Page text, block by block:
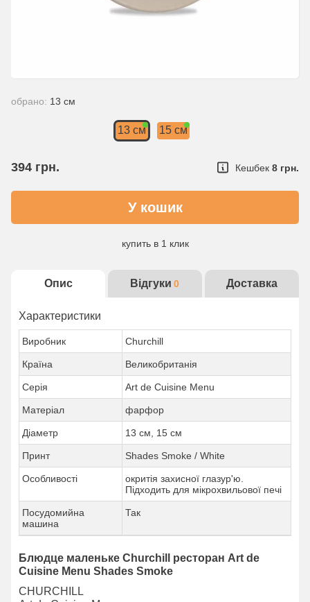
13 см 15 см
обрано: 13 см
394 грн. Кешбек 8 грн.
купить в 1 клик
Опис Відгуки 0 Доставка
Характеристики
Виробник Churchill
Країна Великобританія
Серія Art de Cuisine Menu
Матеріал фарфор
Діаметр 13 см, 15 см
Принт Shades Smoke / White
Особливості
окритія захисної глазур'ю.
Підходить для мікрохвильової печі
Посудомийна
машина
Так
Блюдце маленьке Churchill ресторан Art de
Cuisine Menu Shades Smoke
CHURCHILL